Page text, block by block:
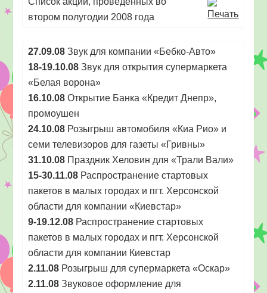
втором полугодии 2008 года
27.09.08Звук для компании «Бебко-Авто»
18-19.10.08Звук для открытия супермаркета
«Белая ворона»
16.10.08Открытие Банка «Кредит Днепр»,
промоушен
24.10.08 Розыгрыш автомобиля «Киа Рио» и
семи телевизоров для газеты «Гривны»
31.10.08 Праздник Хеловин для «Трали Вали»
15-30.11.08 Распространение стартовых
пакетов в малых городах и пгт. Херсонской
области для компании «Киевстар»
9-19.12.08 Распространение стартовых
пакетов в малых городах и пгт. Херсонской
области для компании Киевстар
2.11.08 Розыгрыш для супермаркета «Оскар»
2.11.08Звуковое оформление для